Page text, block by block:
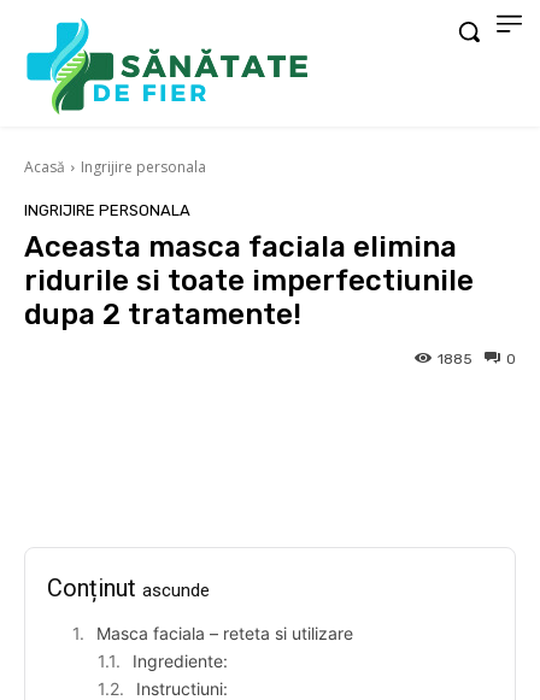
Acasă Ingrijire personala
INGRIJIRE PERSONALA
Aceasta masca faciala elimina
ridurile si toate imperfectiunile
dupa 2 tratamente!
0
1885
Conținut ascunde
Masca faciala – reteta si utilizare
Ingrediente:
Instructiuni: